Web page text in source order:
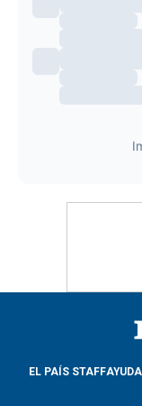
EL PAÍS STAFFAYUDA